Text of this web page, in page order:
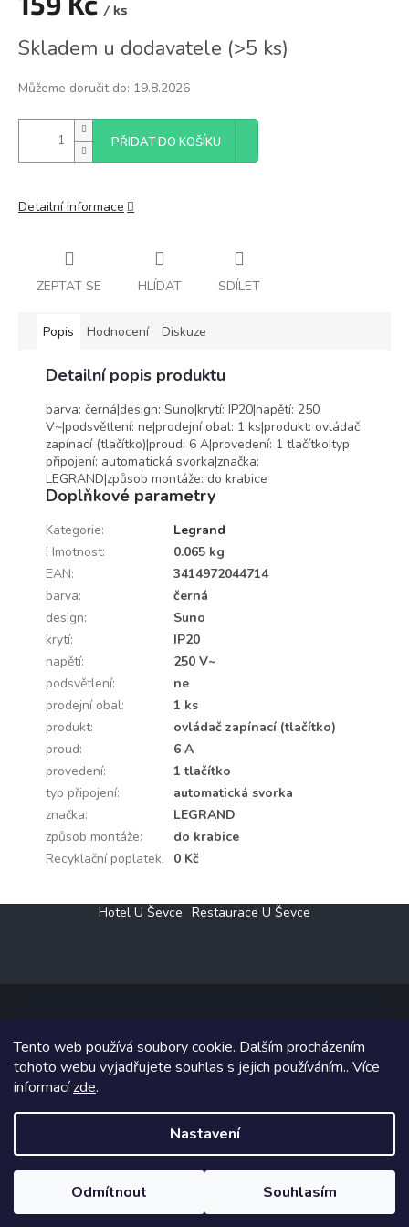
Tento web používá soubory cookie. Dalším procházením
tohoto webu vyjadřujete souhlas s jejich používáním.. Více
informacízde.
Nastavení
Odmítnout Souhlasím
/ ks
cena:
Skladem u dodavatele (>5 ks)
Můžeme doručit do: 19.8.2026
PŘIDAT DO KOŠÍKU
Detailní informace
ZEPTAT SE HLÍDAT SDÍLET
Popis Hodnocení Diskuze
Detailní popis produktu
barva: černá|design: Suno|krytí: IP20|napětí: 250
V~|podsvětlení: ne|prodejní obal: 1 ks|produkt: ovládač
zapínací (tlačítko)|proud: 6 A|provedení: 1 tlačítko|typ
připojení: automatická svorka|značka:
LEGRAND|způsob montáže: do krabice
Doplňkové parametry
Kategorie:
Legrand
Hmotnost:
0.065 kg
EAN:
3414972044714
barva:
černá
design:
Suno
krytí:
IP20
napětí:
250 V~
podsvětlení:
ne
prodejní obal:
1 ks
produkt:
ovládač zapínací (tlačítko)
proud:
6 A
provedení:
1 tlačítko
typ připojení:
automatická svorka
značka:
LEGRAND
způsob montáže:
do krabice
Recyklační poplatek: 0 Kč
Hotel U Ševce Restaurace U Ševce
Copyright 2026Elektro Klesný s.r.o.. Všechna práva vyhrazena.
Grafický návrh vytvořil a na Shoptet implementoval
Shoptetak.cz.
Vytvořil Shoptet